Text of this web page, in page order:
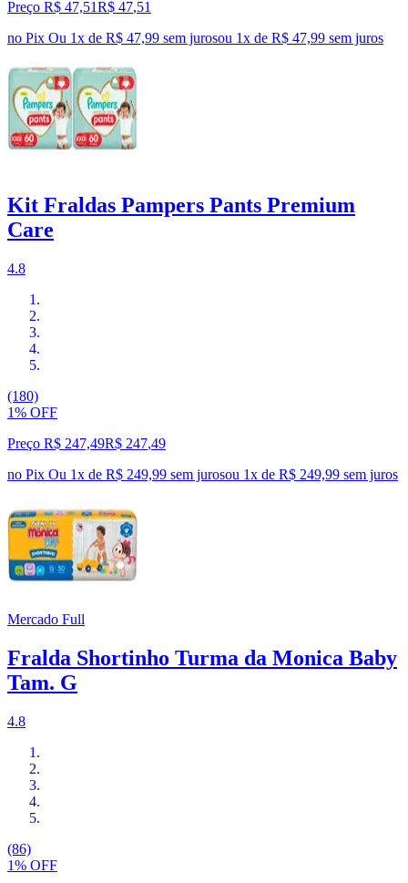
Preço R$ 47,51R$ 47,51
no Pix Ou 1x de R$ 47,99 sem jurosou 1x de R$ 47,99 sem juros
Kit Fraldas Pampers Pants Premium
Care
4.8
(180)
1% OFF
Preço R$ 247,49R$ 247,49
no Pix Ou 1x de R$ 249,99 sem jurosou 1x de R$ 249,99 sem juros
Mercado Full
Fralda Shortinho Turma da Monica Baby
Tam. G
4.8
(86)
1% OFF